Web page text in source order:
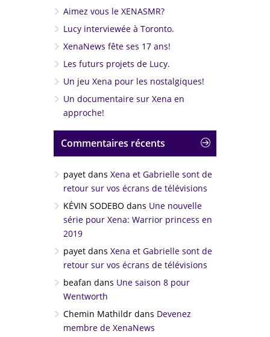
Aimez vous le XENASMR?
Lucy interviewée à Toronto.
XenaNews fête ses 17 ans!
Les futurs projets de Lucy.
Un jeu Xena pour les nostalgiques!
Un documentaire sur Xena en
approche!
Commentaires récents
payet dans Xena et Gabrielle sont de
retour sur vos écrans de télévisions
KÉVIN SODEBO dans Une nouvelle
série pour Xena: Warrior princess en
2019
payet dans Xena et Gabrielle sont de
retour sur vos écrans de télévisions
beafan dans Une saison 8 pour
Wentworth
Chemin Mathildr dans Devenez
membre de XenaNews